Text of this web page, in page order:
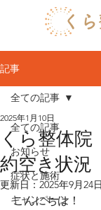
記事
全ての記事
お知らせ
症状と施術
キャンペーン
全ての記事
くら整体院
約空き状況
2025年1月10日
更新日：2025年9月24日
こんにちは！